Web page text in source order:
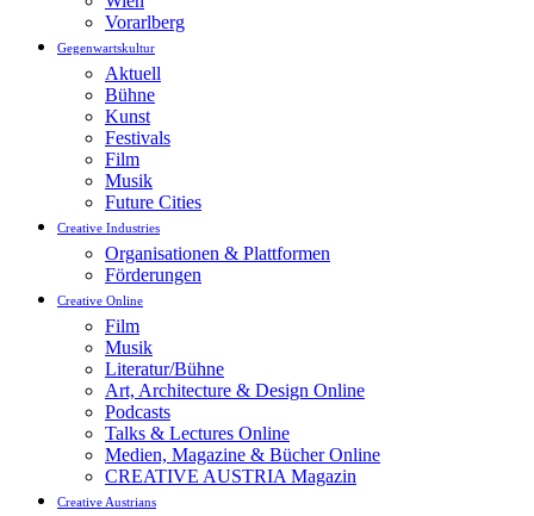
Vorarlberg
Gegenwartskultur
Aktuell
Bühne
Kunst
Festivals
Film
Musik
Future Cities
Creative Industries
Organisationen & Plattformen
Förderungen
Creative Online
Film
Musik
Literatur/Bühne
Art, Architecture & Design Online
Podcasts
Talks & Lectures Online
Medien, Magazine & Bücher Online
CREATIVE AUSTRIA Magazin
Creative Austrians